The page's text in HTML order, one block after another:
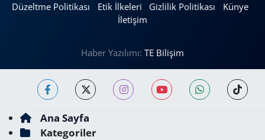
Düzeltme Politikası
Etik İlkeleri Gizlilik Politikası
Künye
İletişim
Haber Yazılımı: TE Bilişim
Ana Sayfa
Kategoriler